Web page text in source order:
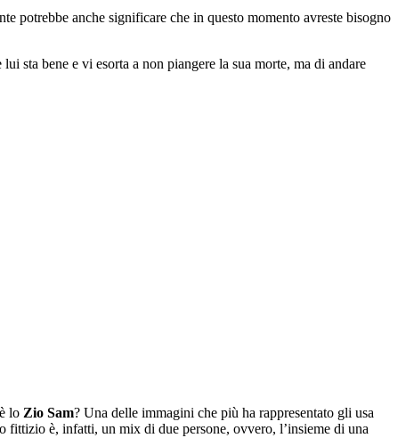
potrebbe anche significare che in questo momento avreste bisogno
sta bene e vi esorta a non piangere la sua morte, ma di andare
lo Zio Sam? Una delle immagini che più ha rappresentato gli usa
fittizio è, infatti, un mix di due persone, ovvero, l’insieme di una